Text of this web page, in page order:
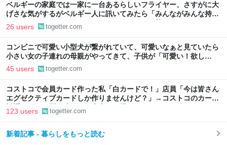
ベルギーの家庭では一家に一台あるらしいフライヤー、さすがに大
げさな気がするがベルギー人に訊いてみたら「みんながみんな持っ
てるわけやないで。うちにはあるけどな」とか答えるんだろうな
26 users togetter.com
コンビニで可愛い小型犬が繋がれていて、可愛いなぁと見ていたら
小さい女の子連れの母親がやってきて、子供が「可愛い！欲し
い！」と言うと「連れて帰ろうか？」と言って犬に近づいて行った
45 users togetter.com
コストコで会員カード作った私「白カードで！」店員「今は皆さん
エグゼクティブカードしか作りませんけど？」→コストコのカード
勧誘はやたら圧が強いが、本当にお得なの？
123 users togetter.com
新着記事 - 暮らしをもっと読む